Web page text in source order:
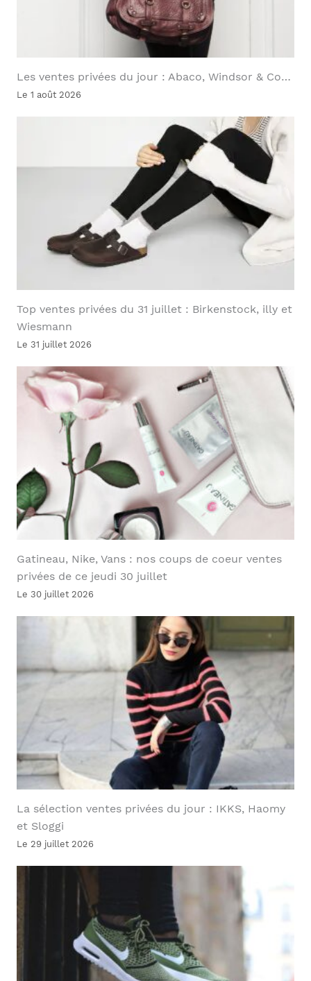
Les ventes privées du jour : Abaco, Windsor & Co…
Le 1 août 2026
Top ventes privées du 31 juillet : Birkenstock, illy et
Wiesmann
Le 31 juillet 2026
Gatineau, Nike, Vans : nos coups de coeur ventes
privées de ce jeudi 30 juillet
Le 30 juillet 2026
La sélection ventes privées du jour : IKKS, Haomy
et Sloggi
Le 29 juillet 2026